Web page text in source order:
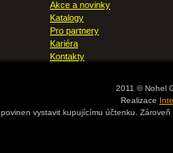
Akce a novinky
Katalogy
Pro partnery
Kariéra
Kontakty
2011 © Nohel
Realizace
vystavit kupujícímu účtenku.